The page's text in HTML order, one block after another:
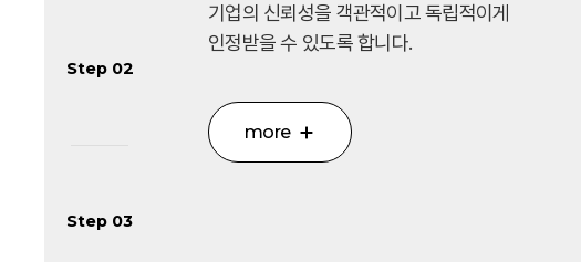
Step 02
Step 03
기업의 신뢰성을 객관적이고 독립적이게
인정받을 수 있도록 합니다.
more